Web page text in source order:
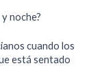
noche?
cuando los
está sentado